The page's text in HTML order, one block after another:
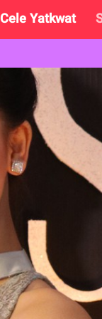
Cele Yatkwat